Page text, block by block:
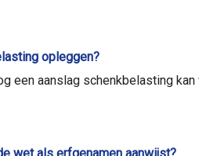
opleggen?
een aanslag schenkbelasting